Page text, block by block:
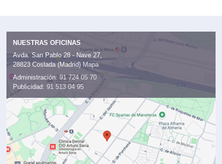
NUESTRAS OFICINAS
Avda. San Pablo 28 - Nave 27,
28823 Coslada (Madrid) Mapa
Administración: 91 724 05 70
Publicidad: 91 513 04 95